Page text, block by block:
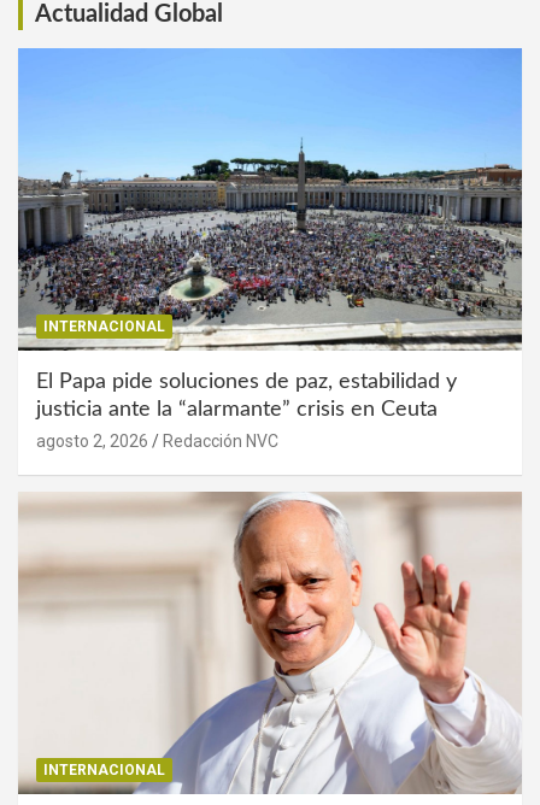
Actualidad Global
INTERNACIONAL
El Papa pide soluciones de paz, estabilidad y
justicia ante la “alarmante” crisis en Ceuta
agosto 2, 2026 Redacción NVC
INTERNACIONAL